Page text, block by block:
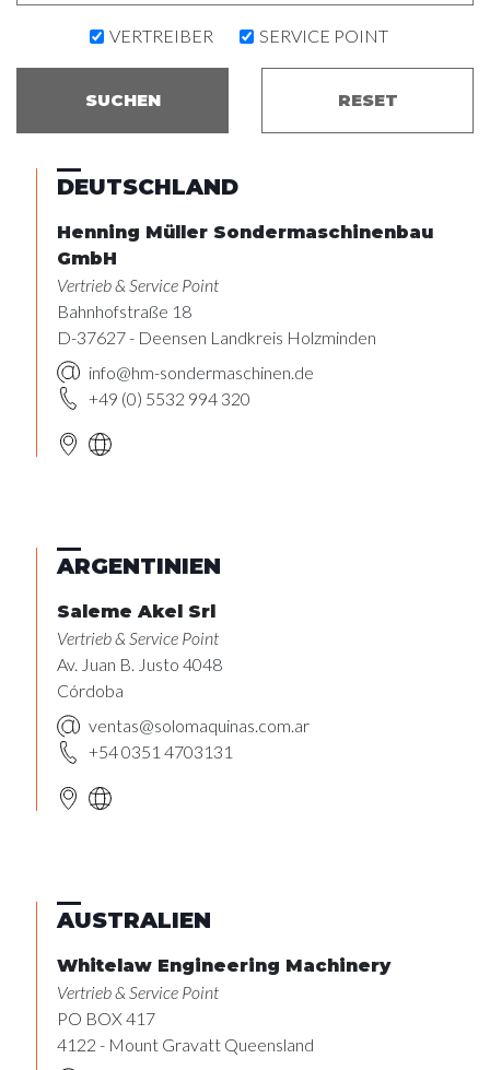
VERTREIBER SERVICE POINT
SUCHEN RESET
DEUTSCHLAND
Henning Müller Sondermaschinenbau
GmbH
Vertrieb & Service Point
Bahnhofstraße 18
D-37627 - Deensen Landkreis Holzminden
info@hm-sondermaschinen.de
+49 (0) 5532 994 320
ARGENTINIEN
Saleme Akel Srl
Vertrieb & Service Point
Av. Juan B. Justo 4048
Córdoba
ventas@solomaquinas.com.ar
+54 0351 4703131
AUSTRALIEN
Whitelaw Engineering Machinery
Vertrieb & Service Point
PO BOX 417
4122 - Mount Gravatt Queensland